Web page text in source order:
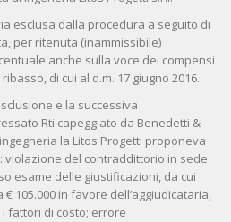
esclusa dalla procedura a seguito di
per ritenuta (inammissibile)
anche sulla voce dei compensi
di cui al d.m. 17 giugno 2016.
e la successiva
Rti capeggiato da Benedetti &
la Litos Progetti proponeva
violazione del contraddittorio in sede
esame delle giustificazioni, da cui
105.000 in favore dell’aggiudicataria,
fattori di costo; errore